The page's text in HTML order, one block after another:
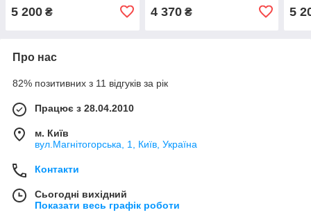
5 200 ₴ 4 370₴ 5
Про нас
82% позитивних з 11 відгуків за рік
Працює з 28.04.2010
м. Київ
вул.Магнітогорська, 1, Київ, Україна
Контакти
Сьогодні вихідний
Показати весь графік роботи